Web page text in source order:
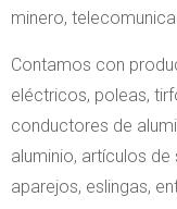
minero,
Contamos con
eléctricos, poleas,
conductores de
aluminio, artículos
aparejos, eslingas,